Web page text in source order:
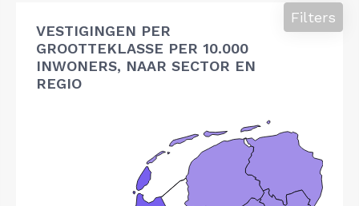
VESTIGINGEN PER
GROOTTEKLASSE PER 10.000
INWONERS, NAAR SECTOR EN
REGIO
Filters